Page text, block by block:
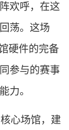
欢呼，在这
荡。这场
硬件的完备
参与的赛事
力。
心场馆，建